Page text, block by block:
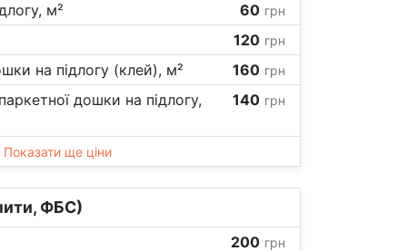
м² 60 грн
120 грн
на підлогу (клей), м² 160 грн
дошки на підлогу,
140 грн
Показати ще ціни
ФБС)
200 грн